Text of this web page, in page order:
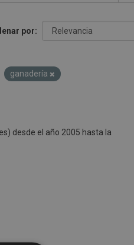
por
ganadería
desde el año 2005 hasta la